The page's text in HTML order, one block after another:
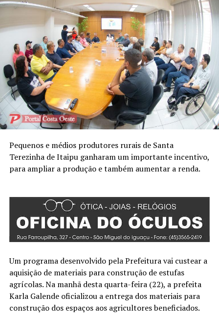
Pequenos e médios produtores rurais de Santa
Terezinha de Itaipu ganharam um importante incentivo,
para ampliar a produção e também aumentar a renda.
Um programa desenvolvido pela Prefeitura vai custear a
aquisição de materiais para construção de estufas
agrícolas. Na manhã desta quarta-feira (22), a prefeita
Karla Galende oficializou a entrega dos materiais para
construção dos espaços aos agricultores beneficiados.